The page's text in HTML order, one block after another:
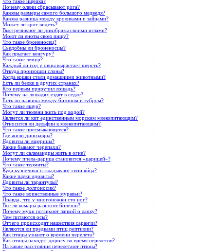
Почему олени сбрасывают рога?
Каковы размеры самого большого медведя?
Какова разница между кроликами и зайцами?
Может ли крот видеть?
Выстреливают ли дикобразы своими иглами?
Моют ли еноты свою пищу?
Что такое броненосец?
Съедобны ли броненосцы?
Как прыгает кенгуру?
Что такое лемур?
Каждый ли год у овцы вырастает шерсть?
Откуда произошли слоны?
Когда кошки стали домашними животными?
Есть ли белки в других странах?
Кто первым приручил лошадь?
Почему на лошадях ездят в седле?
Есть ли разница между бизоном и зубром?
Что такое ящур?
Могут ли тюлени жить под водой?
Является ли кит единственным морским млекопитающим?
Относится ли дельфин к млекопитающим?
Что такое пресмыкающееся?
Где жили динозавры?
Ядовиты ли ящерицы?
Какие бывают черепахи?
Могут ли саламандры жить в огне?
Почему пчела-царица становится «царицей»?
Что такое термиты?
Куда кузнечики откладывают свои яйца?
Какие пауки ядовиты?
Ядовиты ли тарантулы?
Что такое долгоносик?
Что такое воинственные муравьи?
Правда, что у многоножки сто ног?
Все ли комары разносят болезни?
Почему мухи потирают лапкой о лапку?
Чем питаются осы?
Отчего происходят нашествия саранчи?
Являются ли предками птиц рептилии?
Как птицы узнают о времени перелета?
Как птицы находят дорогу во время перелетов?
На какие расстояния перелетают птицы?